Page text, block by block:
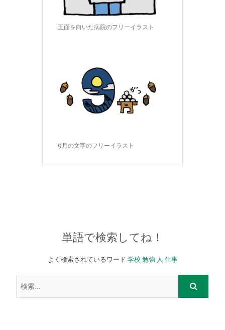
正面を向いた病院のフリーイラスト
9月の文字のフリーイラスト
単語で検索してね！
よく検索されているワード 学校 勉強 人 仕事